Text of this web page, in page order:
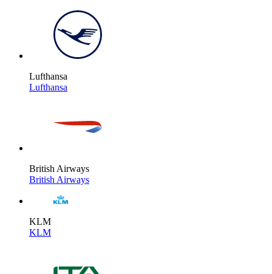
Lufthansa
Lufthansa
British Airways
British Airways
KLM
KLM